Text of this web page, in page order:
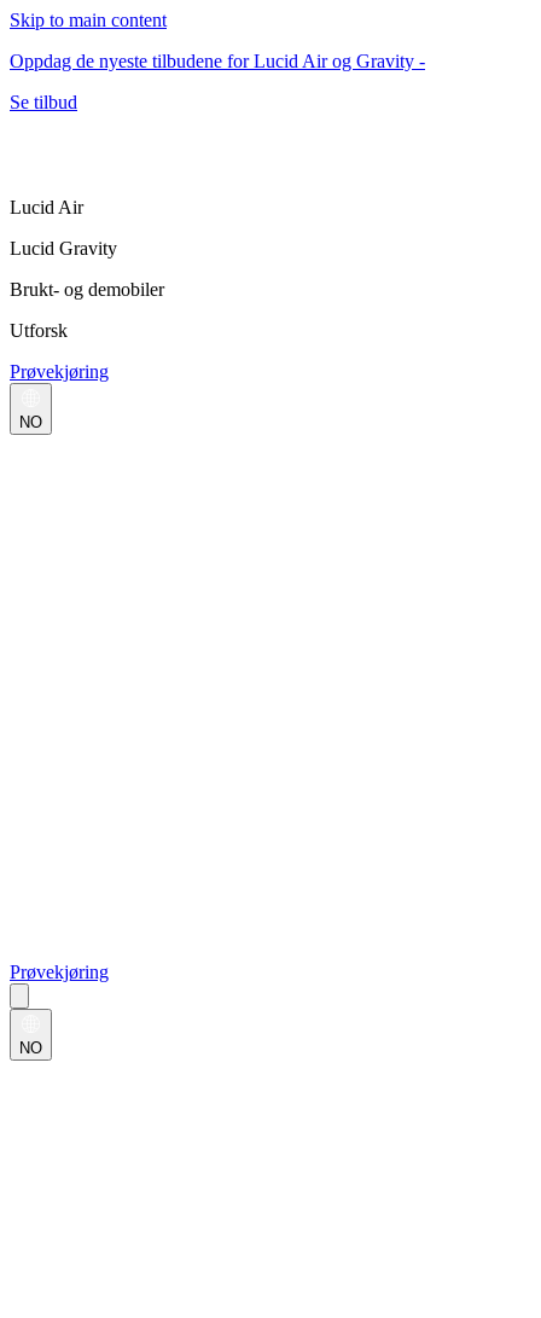
Skip to main content
Oppdag de nyeste tilbudene for Lucid Air og Gravity -
Se tilbud
Lucid Air
Lucid Gravity
Brukt- og demobiler
Utforsk
Prøvekjøring
NO
Prøvekjøring
NO